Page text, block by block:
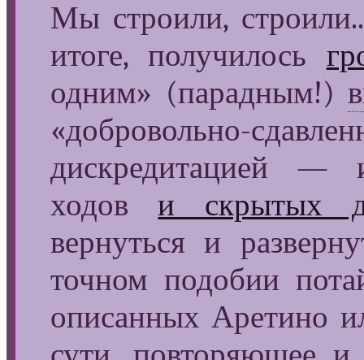
Мы строили,
итоге, получилось
одним» (парадным!)
«добровольно-
дискредитацией —
ходови скрытых
вернуться и
точном подобии
описанных Аретино